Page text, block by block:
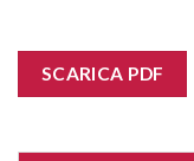
SCARICA PDF